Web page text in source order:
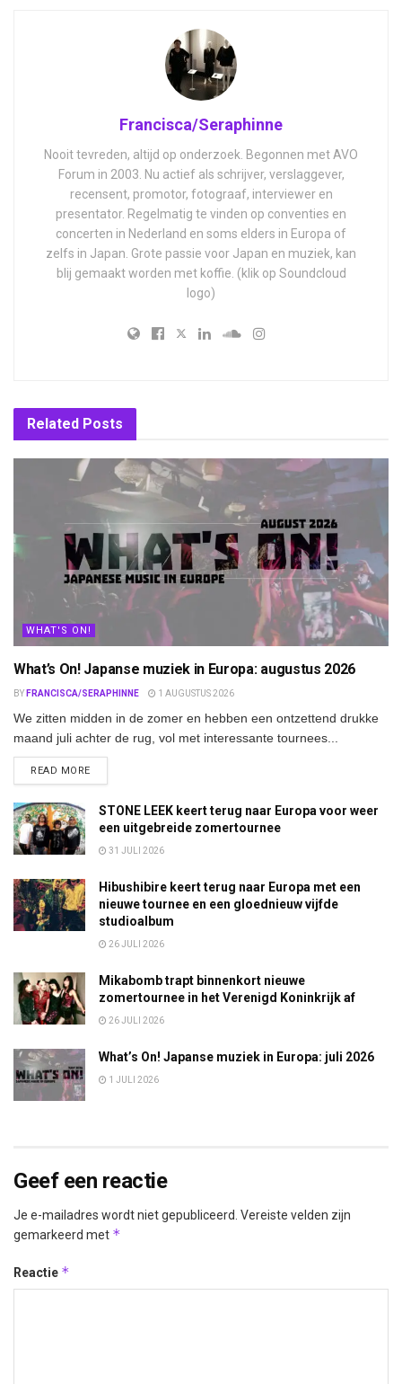
Francisca/Seraphinne
Nooit tevreden, altijd op onderzoek. Begonnen met AVO
Forum in 2003. Nu actief als schrijver, verslaggever,
recensent, promotor, fotograaf, interviewer en
presentator. Regelmatig te vinden op conventies en
concerten in Nederland en soms elders in Europa of
zelfs in Japan. Grote passie voor Japan en muziek, kan
blij gemaakt worden met koffie. (klik op Soundcloud
logo)
Related Posts
WHAT'S ON!
What’s On! Japanse muziek in Europa: augustus 2026
BY FRANCISCA/SERAPHINNE 1 AUGUSTUS 2026
We zitten midden in de zomer en hebben een ontzettend drukke
maand juli achter de rug, vol met interessante tournees...
READ MOREDETAILS
STONE LEEK keert terug naar Europa voor weer
een uitgebreide zomertournee
31 JULI 2026
Hibushibire keert terug naar Europa met een
nieuwe tournee en een gloednieuw vijfde
studioalbum
26 JULI 2026
Mikabomb trapt binnenkort nieuwe
zomertournee in het Verenigd Koninkrijk af
26 JULI 2026
What’s On! Japanse muziek in Europa: juli 2026
1 JULI 2026
Geef een reactie
Je e-mailadres wordt niet gepubliceerd. Vereiste velden zijn
gemarkeerd met *
Reactie *